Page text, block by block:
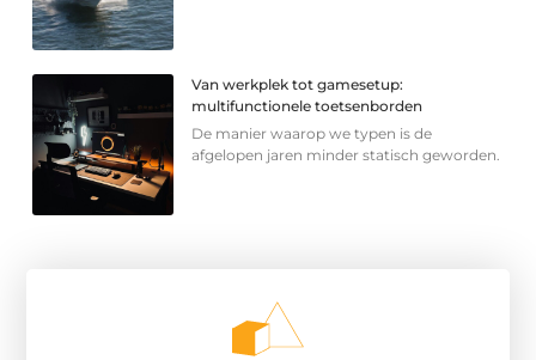
Van werkplek tot gamesetup:
multifunctionele toetsenborden
De manier waarop we typen is de
afgelopen jaren minder statisch geworden.